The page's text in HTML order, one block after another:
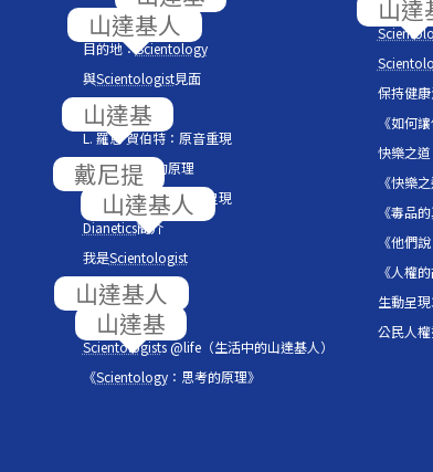
Scientology內部
目的地： Scientology
與Scientologist見面
人道之聲
L. 羅恩 賀伯特：原音重現
Scientology
的原理
L. 羅恩 賀伯特圖書館呈現
Dianetics簡介
我是Scientologist
紀錄片展示櫃
躍動的音符
Scientologists @life（生活中的山達基人）
《Scientology：思考的原理》
《工作
保持健
《如何
快樂之道
《快樂
《毒品
《他們
《人權
生動呈
公民人